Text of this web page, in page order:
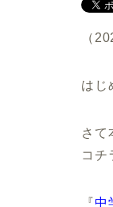
（
はじ
さて
コチ
『中